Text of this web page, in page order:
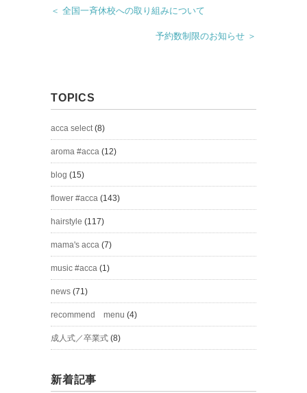
＜ 全国一斉休校への取り組みについて
予約数制限のお知らせ ＞
TOPICS
acca select(8)
aroma #acca (12)
blog (15)
flower #acca (143)
hairstyle (117)
mama's acca (7)
music #acca (1)
news (71)
recommend menu (4)
成人式／卒業式 (8)
新着記事